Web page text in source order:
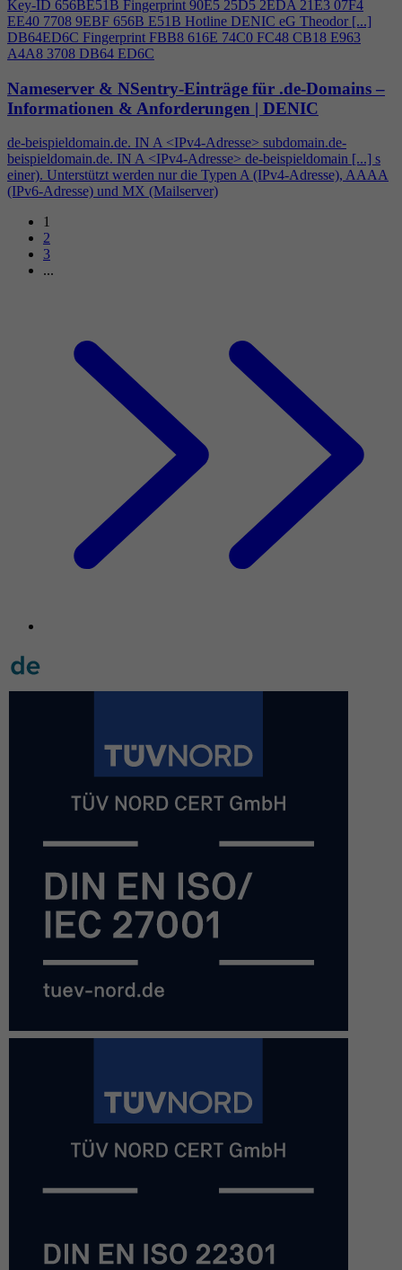
Key-ID 656BE51B Fingerprint 90E5 25D5 2EDA 21E3 07F4
EE40 7708 9EBF 656B E51B Hotline DENIC eG Theodor [...]
DB64ED6C Fingerprint FBB8 616E 74C0 FC48 CB18 E963
A4A8 3708 DB64 ED6C
Nameserver & NSentry-Einträge für .de-Domains –
Informationen & Anforderungen | DENIC
de-beispieldomain.de. IN A <IPv4-Adresse> subdomain.de-
beispieldomain.de. IN A <IPv4-Adresse> de-beispieldomain [...] s
einer). Unterstützt werden nur die Typen A (IPv4-Adresse), AAAA
(IPv6-Adresse) und MX (Mailserver)
1
2
3
...